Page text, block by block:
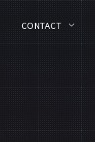
CONTACT